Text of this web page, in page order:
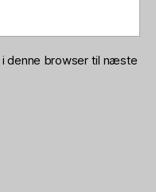
denne browser til næste